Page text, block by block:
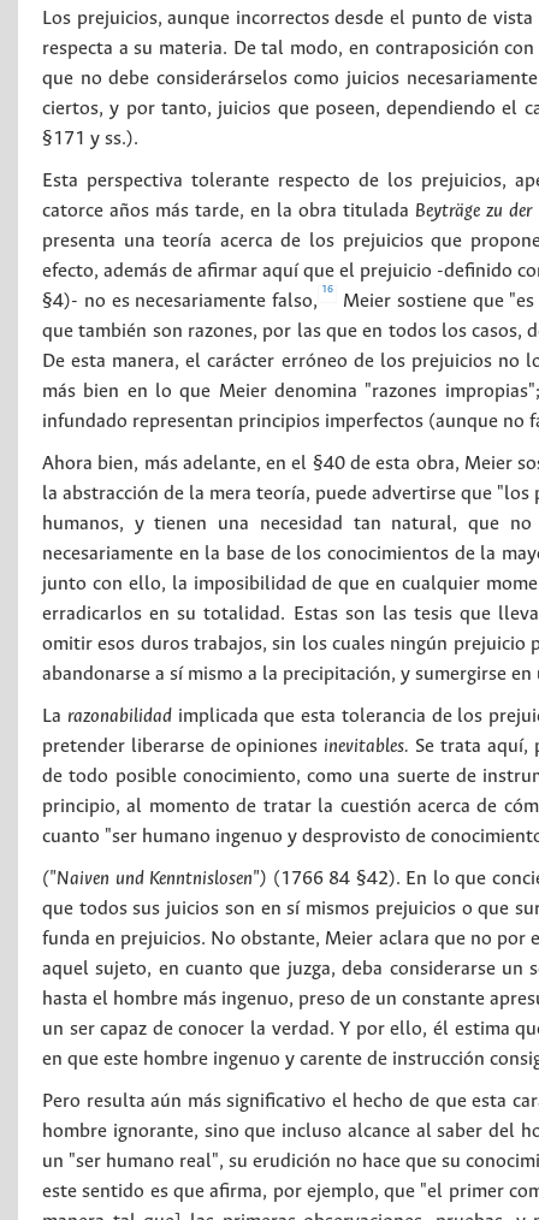
Los prejuicios, aunque incorrectos desde el punto de
respecta a su materia. De tal modo, en contraposición
que no debe considerárselos como juicios
ciertos, y por tanto, juicios que poseen, dependiendo el
§171 y ss.).
Esta perspectiva tolerante respecto de los prejuicios,
catorce años más tarde, en la obra titulada Beyträge zu der
presenta una teoría acerca de los prejuicios que
efecto, además de afirmar aquí que el prejuicio -definido
§4)- no es necesariamente falso,
16
Meier sostiene que
que también son razones, por las que en todos los
De esta manera, el carácter erróneo de los prejuicios no
más bien en lo que Meier denomina "razones
infundado representan principios imperfectos (aunque
Ahora bien, más adelante, en el §40 de esta obra, Meier
la abstracción de la mera teoría, puede advertirse que
humanos, y tienen una necesidad tan natural, que
necesariamente en la base de los conocimientos de la
junto con ello, la imposibilidad de que en cualquier
erradicarlos en su totalidad. Estas son las tesis que
omitir esos duros trabajos, sin los cuales ningún prejuicio
abandonarse a sí mismo a la precipitación, y sumergirse
La razonabilidadimplicada que esta tolerancia de los
pretender liberarse de opiniones inevitables. Se trata aquí,
de todo posible conocimiento, como una suerte de
principio, al momento de tratar la cuestión acerca de
cuanto "ser humano ingenuo y desprovisto de
("Naiven und Kenntnislosen") (1766 84 §42). En lo que
que todos sus juicios son en sí mismos prejuicios o que
funda en prejuicios. No obstante, Meier aclara que no por
aquel sujeto, en cuanto que juzga, deba considerarse un
hasta el hombre más ingenuo, preso de un constante
un ser capaz de conocer la verdad. Y por ello, él estima
en que este hombre ingenuo y carente de instrucción
Pero resulta aún más significativo el hecho de que esta
hombre ignorante, sino que incluso alcance al saber del
un "ser humano real", su erudición no hace que su
este sentido es que afirma, por ejemplo, que "el primer